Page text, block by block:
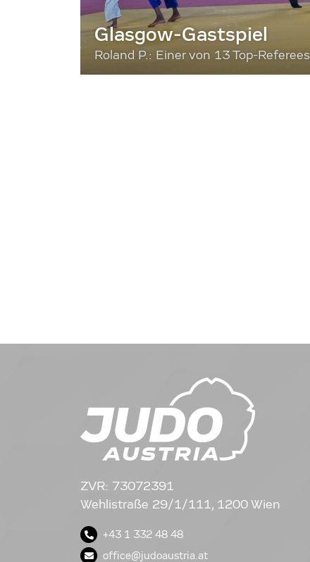
Glasgow-Gastspiel
Roland P.: Einer von 13 Top-Referees
ZVR: 73072391
Wehlistraße 29/1/111, 1200 Wien
+43 1 332 48 48
office@judoaustria.at